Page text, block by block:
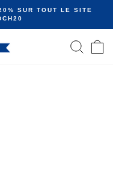
SUR TOUT LE SITE